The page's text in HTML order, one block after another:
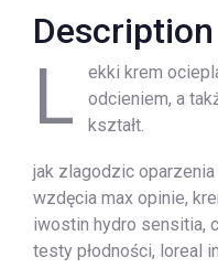
Description
L
ekki krem
odcieniem, a
kształt.
jak zlagodzic
wzdęcia max opinie,
iwostin hydro sensitia,
testy płodności, loreal